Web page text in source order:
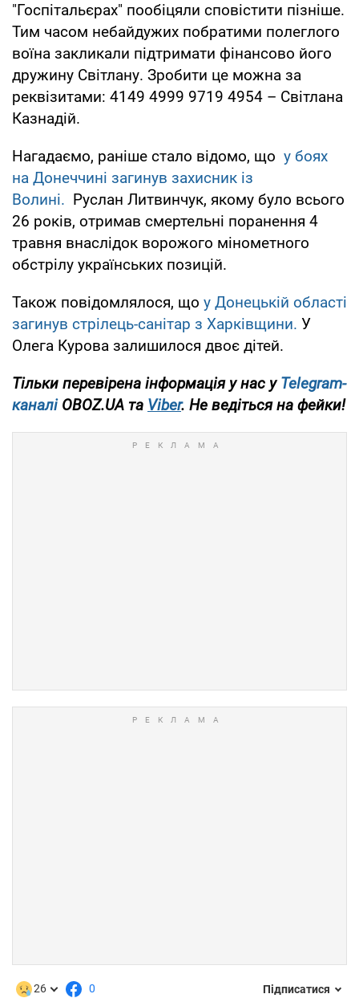
"Госпітальєрах" пообіцяли сповістити пізніше.
Тим часом небайдужих побратими полеглого
воїна закликали підтримати фінансово його
дружину Світлану. Зробити це можна за
реквізитами: 4149 4999 9719 4954 – Світлана
Казнадій.
Нагадаємо, раніше стало відомо, що у боях
на Донеччині загинув захисник із
Волині. Руслан Литвинчук, якому було всього
26 років, отримав смертельні поранення 4
травня внаслідок ворожого мінометного
обстрілу українських позицій.
Також повідомлялося, що у Донецькій області
загинув стрілець-санітар з Харківщини. У
Олега Курова залишилося двоє дітей.
Тільки перевірена інформація у нас уTelegram-
каналіOBOZ.UA та Viber. Не ведіться на фейки!
26 0 Підписатися